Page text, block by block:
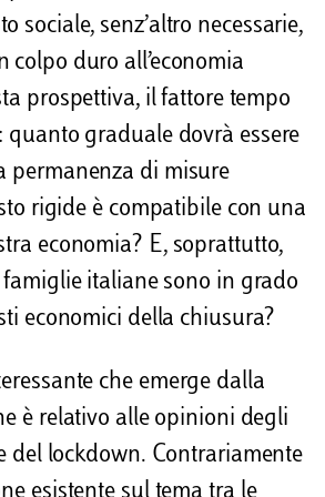
sociale, senz’altro necessarie,
colpo duro all’economia
prospettiva, il fattore tempo
quanto graduale dovrà essere
permanenza di misure
rigide è compatibile con una
economia? E, soprattutto,
italiane sono in grado
economici della chiusura?
che emerge dalla
è relativo alle opinioni degli
del lockdown. Contrariamente